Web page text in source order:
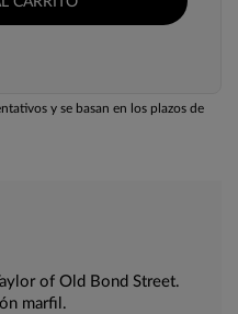
y se basan en los plazos de
of Old Bond Street.
marfil.